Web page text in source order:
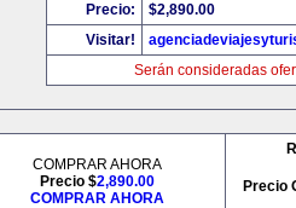
Precio:
$2,890.00
Visitar!
Serán consideradas
COMPRAR AHORA
Precio $2,890.00
COMPRAR AHORA
Precio